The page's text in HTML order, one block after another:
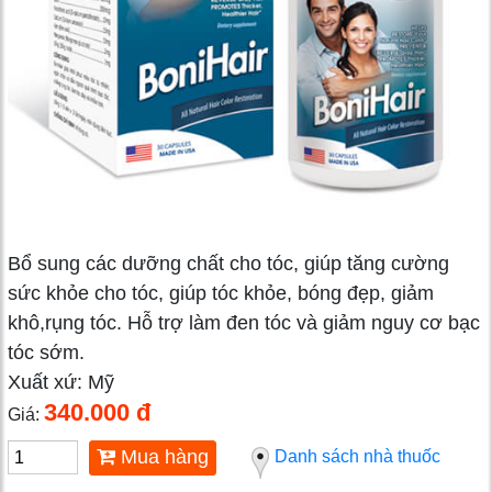
Bổ sung các dưỡng chất cho tóc, giúp tăng cường
sức khỏe cho tóc, giúp tóc khỏe, bóng đẹp, giảm
khô,rụng tóc. Hỗ trợ làm đen tóc và giảm nguy cơ bạc
tóc sớm.
Xuất xứ: Mỹ
Giá: 340.000 đ
Mua hàng Danh sách nhà thuốc